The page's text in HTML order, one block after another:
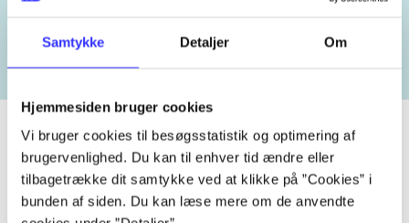
Samtykke Detaljer Om
Hjemmesiden bruger cookies
Vi bruger cookies til besøgsstatistik og optimering af
brugervenlighed. Du kan til enhver tid ændre eller
tilbagetrække dit samtykke ved at klikke på ”Cookies” i
bunden af siden. Du kan læse mere om de anvendte
Tidsskrift
Artiklen er en del af